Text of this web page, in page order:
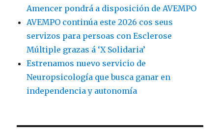
Amencer pondrá a disposición de AVEMPO
AVEMPO continúa este 2026 cos seus
servizos para persoas con Esclerose
Múltiple grazas á ‘X Solidaria’
Estrenamos nuevo servicio de
Neuropsicología que busca ganar en
independencia y autonomía